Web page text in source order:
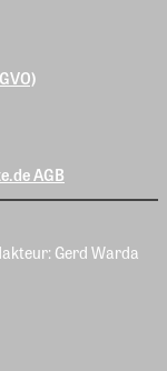
AGB
Gerd Warda